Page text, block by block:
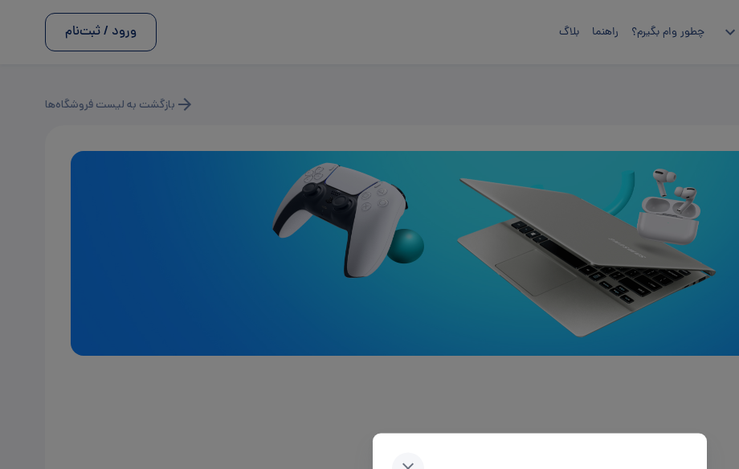
چطور وام بگیرم؟ راهنما بلاگ ورود / ثبت‌نام
بازگشت به لیست فروشگاه‌ها